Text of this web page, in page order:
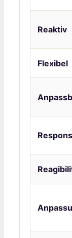
Reaktiv
Flexibel